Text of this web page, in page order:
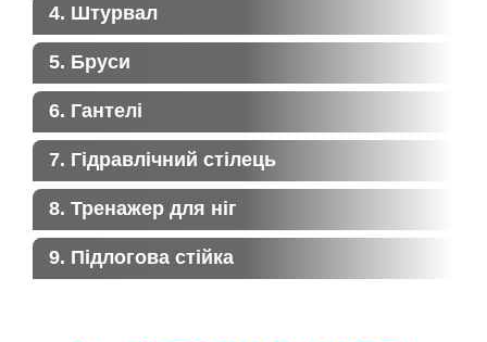
4. Штурвал
5. Бруси
6. Гантелі
7. Гідравлічний стілець
8. Тренажер для ніг
9. Підлогова стійка